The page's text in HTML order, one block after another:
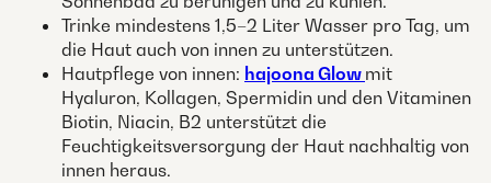
Trinke mindestens 1,5–2 Liter Wasser pro Tag, um
die Haut auch von innen zu unterstützen.
Hautpflege von innen: hajoona Glow mit
Hyaluron, Kollagen, Spermidin und den Vitaminen
Biotin, Niacin, B2 unterstützt die
Feuchtigkeitsversorgung der Haut nachhaltig von
innen heraus.